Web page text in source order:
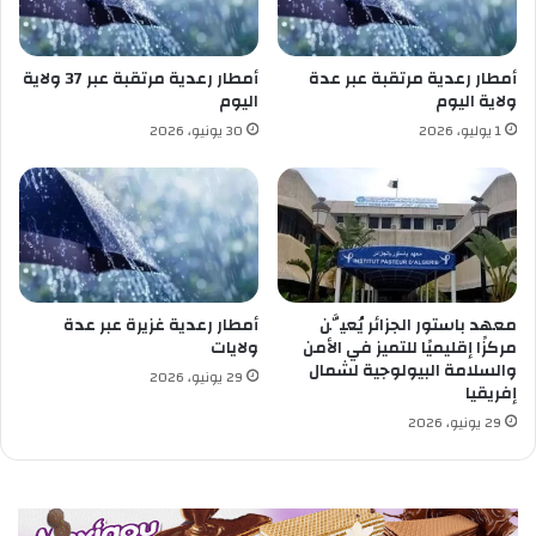
ي
ة
ل
إ
ل
ى
ف
ض
ء
ل
ل
إ
ب
د
ا
ع
و
ا
ت
ع
أمطار رعدية مرتقبة عبر عدة
ولاية اليوم
1 يوليو، 2026
أمطار رعدية مرتقبة عبر 37 ولاية
اليوم
30 يونيو، 2026
معهد باستور الجزائر يُعيَّن
مركزًا إقليميًا للتميز في الأمن
والسلامة البيولوجية لشمال
إفريقيا
29 يونيو، 2026
أمطار رعدية غزيرة عبر عدة
ولايات
29 يونيو، 2026